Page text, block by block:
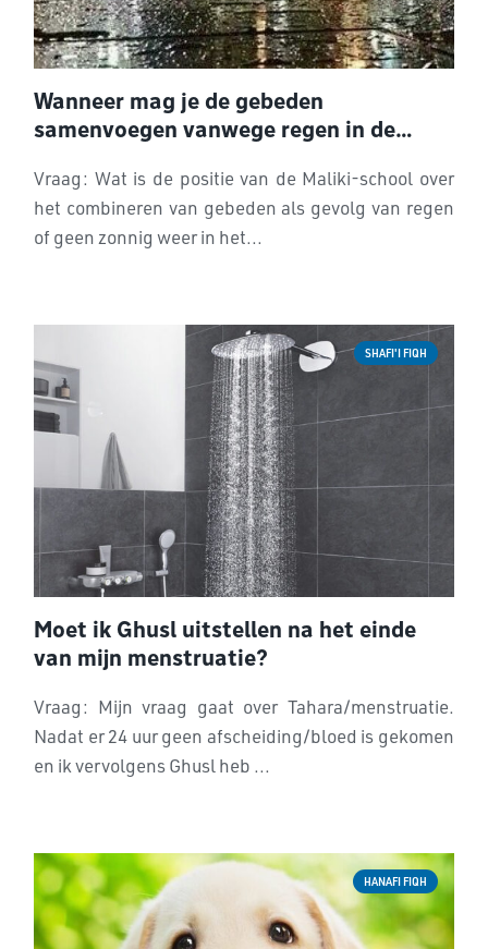
Wanneer mag je de gebeden
samenvoegen vanwege regen in de
Vraag: Wat is de positie van de Maliki-school over
het combineren van gebeden als gevolg van regen
of geen zonnig weer in het...
SHAFI'I FIQH
Moet ik Ghusl uitstellen na het einde
van mijn menstruatie?
Vraag: Mijn vraag gaat over Tahara/menstruatie.
Nadat er 24 uur geen afscheiding/bloed is gekomen
en ik vervolgens Ghusl heb ...
HANAFI FIQH